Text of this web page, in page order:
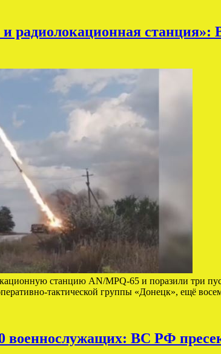
и радиолокационная
станцию AN/МPQ-65 и поразили три
тактической группы «Донецк», ещё
военнослужащих: ВС РФ